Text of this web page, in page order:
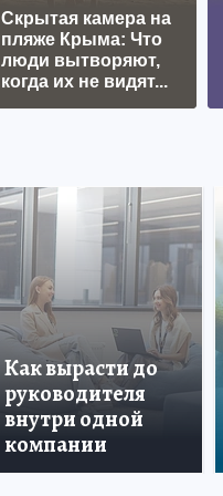
Скрытая камера на
пляже Крыма: Что
люди вытворяют,
когда их не видят...
Как вырасти до
руководителя
внутри одной
компании